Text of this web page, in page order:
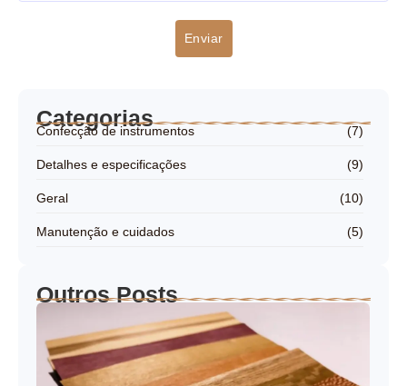
Categorias
Confecção de instrumentos (7)
Detalhes e especificações (9)
Geral (10)
Manutenção e cuidados (5)
Outros Posts